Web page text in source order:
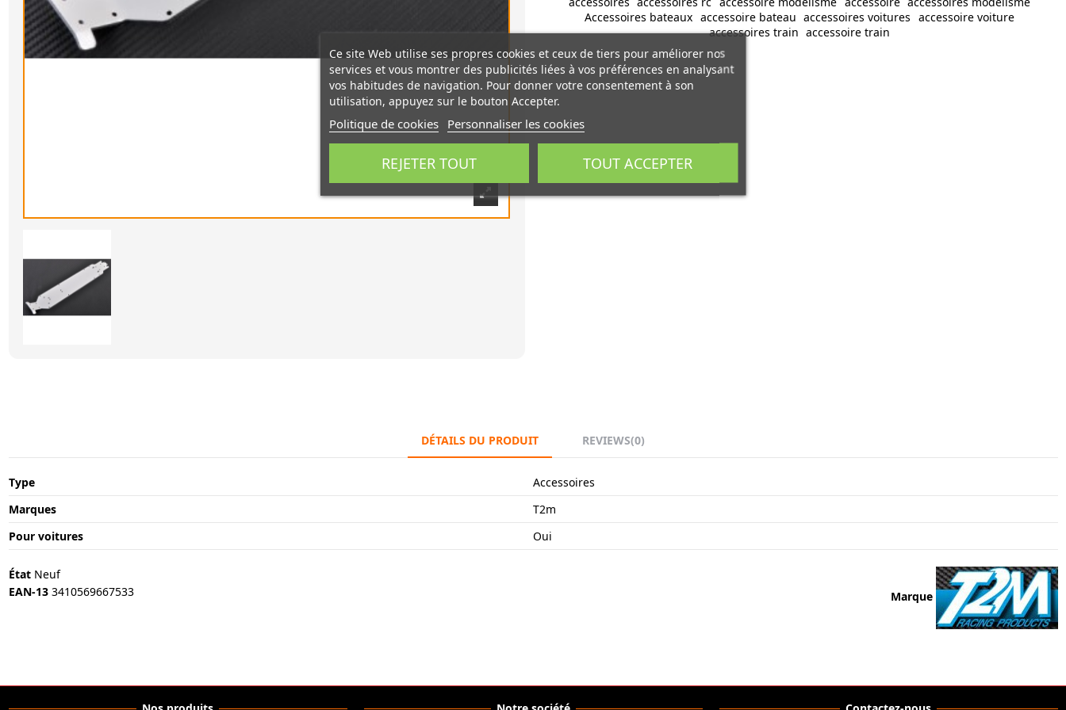
Accessoires bateaux accessoire bateau accessoires voitures accessoire voiture
accessoires train accessoire train
DÉTAILS DU PRODUIT REVIEWS(0)
Type
Accessoires
Marques
T2m
Pour voitures
Oui
Marque
État Neuf
EAN-13 3410569667533
Ce site Web utilise ses propres cookies et ceux de tiers pour améliorer nos
services et vous montrer des publicités liées à vos préférences en analysant
vos habitudes de navigation. Pour donner votre consentement à son
utilisation, appuyez sur le bouton Accepter.
Politique de cookies Personnaliser les cookies
REJETER TOUT TOUT ACCEPTER